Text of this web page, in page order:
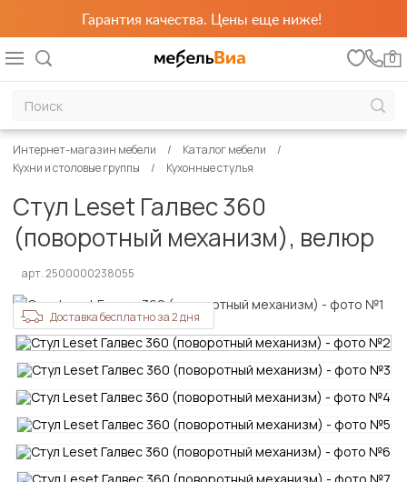
Гарантия качества. Цены еще ниже!
0
Интернет-магазин мебели
Каталог мебели
Кухни и столовые группы
Кухонные стулья
Стул Leset Галвес 360
(поворотный механизм), велюр
арт. 2500000238055
Доставка бесплатно за 2 дня